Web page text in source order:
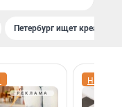
Петербург ищет креатив